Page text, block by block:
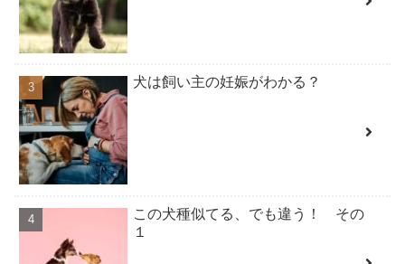
犬は飼い主の妊娠がわかる？
この犬種似てる、でも違う！ その
１